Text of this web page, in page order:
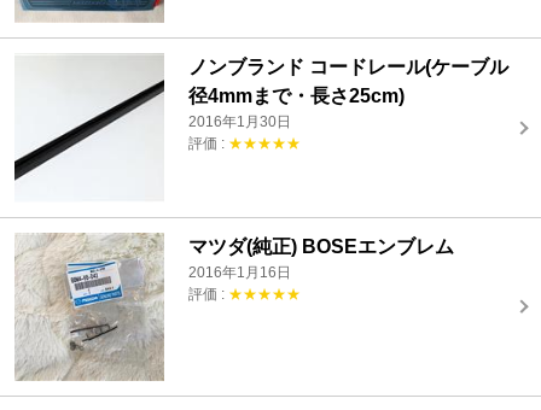
ノンブランド コードレール(ケーブル
径4mmまで・長さ25cm)
2016年1月30日
評価 : ★★★★★
マツダ(純正) BOSEエンブレム
2016年1月16日
評価 : ★★★★★